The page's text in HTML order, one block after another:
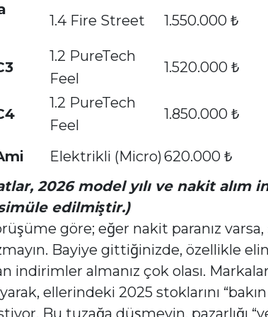
1.4 Fire Street 1.550.000 ₺
1.2 PureTech
Feel
1.520.000 ₺
1.2 PureTech
Feel
1.850.000 ₺
Elektrikli (Micro)620.000 ₺
2026 model yılı ve nakit
edilmiştir.)
göre; eğer nakit paranız
Bayiye gittiğinizde, özellikle
indirimler almanız çok olası.
ellerindeki 2025 stoklarını